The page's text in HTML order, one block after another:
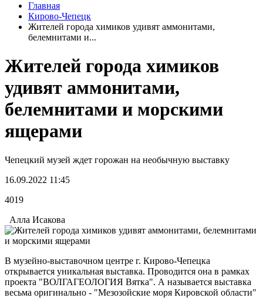
Главная
Кирово-Чепецк
Жителей города химиков удивят аммонитами,
белемнитами и...
Жителей города химиков
удивят аммонитами,
белемнитами и морскими
ящерами
Чепецкий музей ждет горожан на необычную выставку
16.09.2022 11:45
4019
Алла Исакова
В музейно-выставочном центре г. Кирово-Чепецка
открывается уникальная выставка. Проводится она в рамках
проекта "ВОЛГАГЕОЛОГИЯ Вятка". А называется выставка
весьма оригинально - "Мезозойские моря Кировской области"